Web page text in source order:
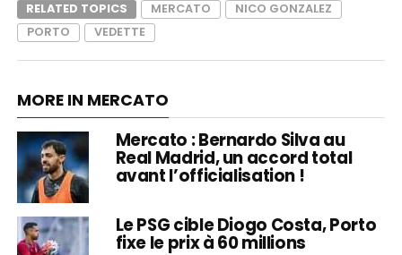
RELATED TOPICS MERCATO
NICO GONZALEZ
PORTO
VEDETTE
MORE IN MERCATO
Mercato : Bernardo Silva au
Real Madrid, un accord total
avant l’officialisation !
Le PSG cible Diogo Costa, Porto
fixe le prix à 60 millions